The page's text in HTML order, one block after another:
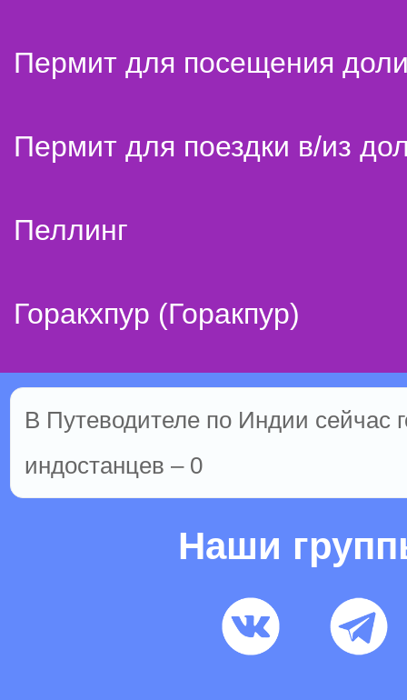
Пермит для посещения
Пермит для поездки в/из
Пеллинг
Горакхпур (Горакпур)
В Путеводителе по Индии сейчас
индостанцев – 0
Наши